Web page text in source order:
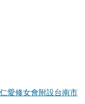
愛修女會附設台南市